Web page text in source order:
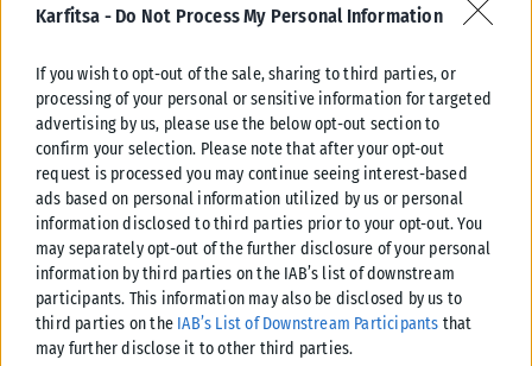
Karfitsa - Do Not Process My Personal Information
If you wish to opt-out of the sale, sharing to third parties, or
processing of your personal or sensitive information for targeted
advertising by us, please use the below opt-out section to
confirm your selection. Please note that after your opt-out
request is processed you may continue seeing interest-based
ads based on personal information utilized by us or personal
information disclosed to third parties prior to your opt-out. You
may separately opt-out of the further disclosure of your personal
information by third parties on the IAB’s list of downstream
participants. This information may also be disclosed by us to
third parties on the IAB’s List of Downstream Participants that
may further disclose it to other third parties.
Επιτροπής Εκλογικού Αγώνα της ΝΔ Γιάννης Μπρατάκος και
Ελλάδος ο Πρόεδρος Βασίλειος Θεοτοκάτος, οι
Αντιπρόεδροι Θωμάς Γιαννιώτης και Δημήτρης Σταμούλης, η
Γενική Γραμματέας Δήμητρα-Ινές Αγγελή, τα μέλη της
Εκτελεστικής Επιτροπής Κωνσταντίνος Σολδάτος και Ιωάννα
Φωτοπούλου, ο Διευθυντής Χαράλαμπος Παύλος και ο
Καθηγητής Πανεπιστημίου Δυτικής Αττικής και Διευθυντής
του Ερευνητικού Εργαστηρίου Κοινωνικής Διοίκησης Γαβριήλ
Αμίτσης.
Tags: Άκης Σκέρτσος Γιάννης Μπρατάκος ΚΥΡΙΑΚΟΣ ΜΗΤΣΟΤΑΚΗΣ